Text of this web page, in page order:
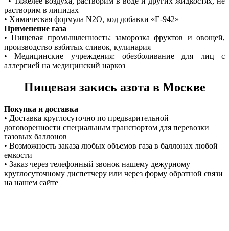
растворим в липидах
• Химическая формула N2O, код добавки «Е-942»
Применение газа
• Пищевая промышленность: заморозка фруктов и овощей,
производство взбитых сливок, кулинария
• Медицинские учреждения: обезболивание для лиц с
аллергией на медицинский наркоз
Пищевая закись азота в Москве
Покупка и доставка
• Доставка круглосуточно по предварительной
договоренности специальным транспортом для перевозки
газовых баллонов
• Возможность заказа любых объемов газа в баллонах любой
емкости
• Заказ через телефонный звонок нашему дежурному
круглосуточному диспетчеру или через форму обратной связи
на нашем сайте